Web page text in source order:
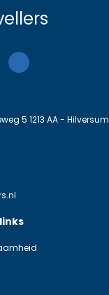
5 1213 AA - Hilversum